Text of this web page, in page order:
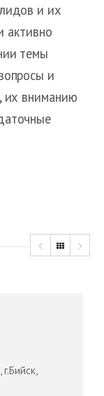
и их
активно
темы
и
их вниманию